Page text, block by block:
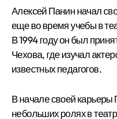
Алексей Панин начал
еще во время учебы в
В 1994 году он был
Чехова, где изучал
известных педагогов.
В начале своей
небольших ролях в